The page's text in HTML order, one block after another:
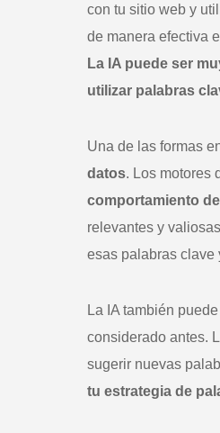
con tu sitio web y
de manera efectiva
La IA puede ser
utilizar palabras
Una de las formas
datos. Los motores
comportamiento
relevantes y
esas palabras clave
La IA también
considerado antes.
sugerir nuevas
tu estrategia de